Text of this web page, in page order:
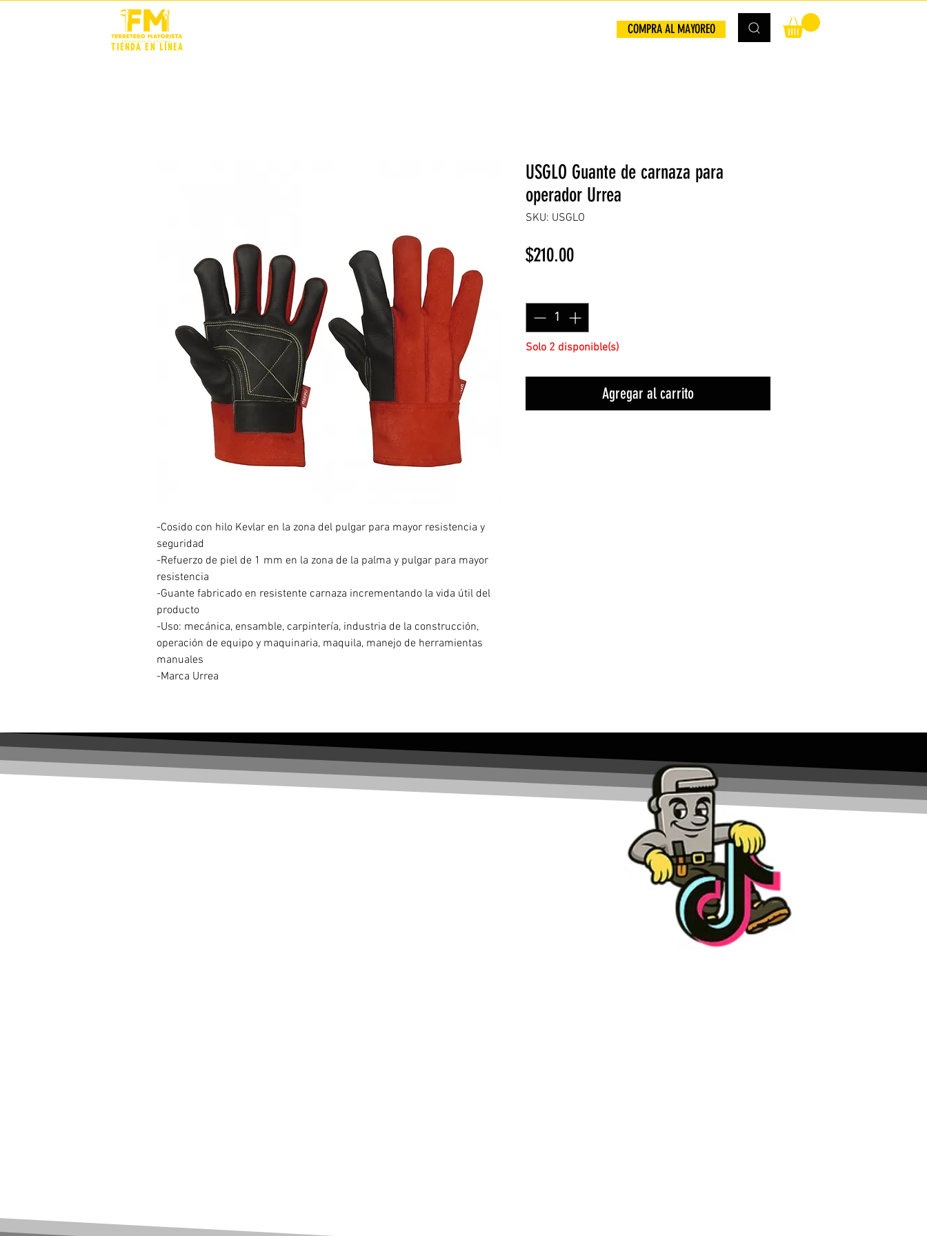
TIENDA EN LÍNEA
COMPRA AL MAYOREO
-Cosido con hilo Kevlar en la zona del pulgar para mayor resistencia y
seguridad
-Refuerzo de piel de 1 mm en la zona de la palma y pulgar para mayor
resistencia
-Guante fabricado en resistente carnaza incrementando la vida útil del
producto
-Uso: mecánica, ensamble, carpintería, industria de la construcción,
operación de equipo y maquinaria, maquila, manejo de herramientas
manuales
-Marca Urrea
USGLO Guante de carnaza para
operador Urrea
SKU: USGLO
$210.00Precio
Solo 2 disponible(s)
Agregar al carrito